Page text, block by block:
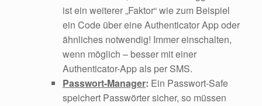
ist ein weiterer „Faktor“ wie zum Beispiel
ein Code über eine Authenticator App oder
ähnliches notwendig! Immer einschalten,
wenn möglich – besser mit einer
Authenticator-App als per SMS.
Passwort-Manager: Ein Passwort-Safe
speichert Passwörter sicher, so müssen